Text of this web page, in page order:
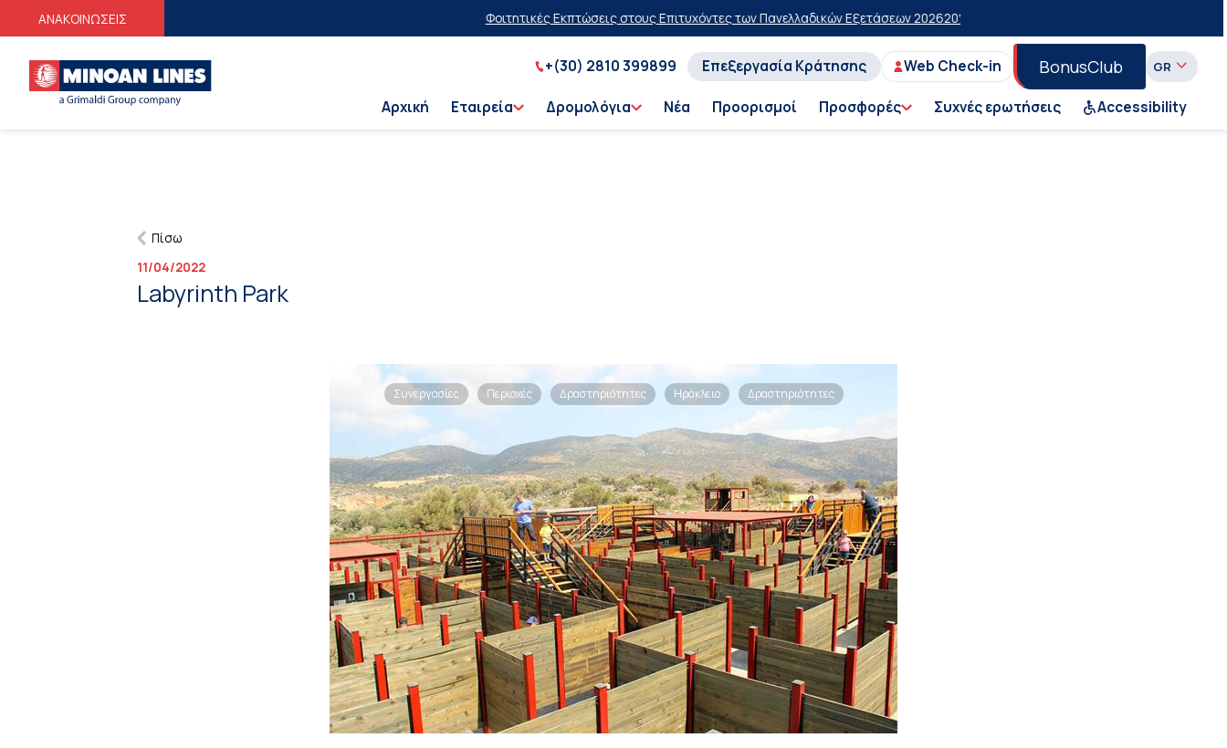
ΑΝΑΚΟΙΝΩΣΕΙΣ Φοιτητικές Εκπτώσεις στους Επιτυχόντες των Πανελλαδικών Εξετάσεων 202620% έκπτωση στην οικονομική θέση σε επιλεγμένα
+(30) 2810 399899 Επεξεργασία Κράτησης Web Check-in BonusClub
Αρχική Εταιρεία Δρομολόγια Νέα Προορισμοί Προσφορές Συχνές ερωτήσεις Accessibility
Πίσω
11/04/2022
Labyrinth Park
Συνεργασίες Περιοχές Δραστηριότητες Ηράκλειο Δραστηριότητες